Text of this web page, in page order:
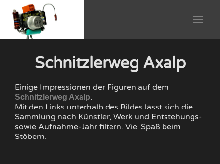
Schnitzlerweg Axalp
Einige Impressionen der Figuren auf dem
Schnitzlerweg Axalp.
Mit den Links unterhalb des Bildes lässt sich die
Sammlung nach Künstler, Werk und Entstehungs-
sowie Aufnahme-Jahr filtern. Viel Spaß beim
Stöbern.